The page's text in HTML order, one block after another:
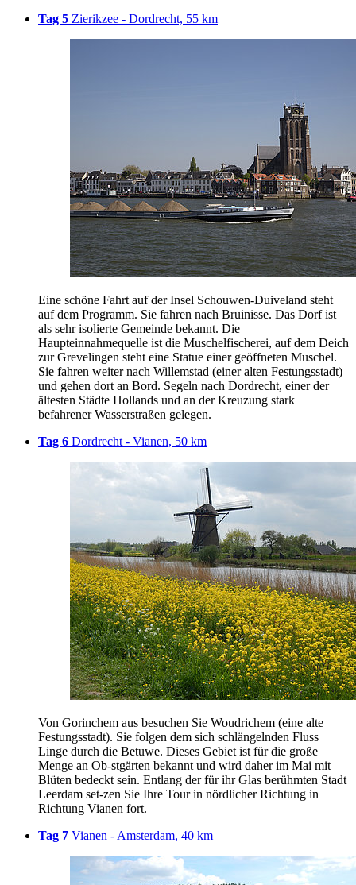
Tag 5 Zierikzee - Dordrecht, 55 km
Eine schöne Fahrt auf der Insel Schouwen-Duiveland steht
auf dem Programm. Sie fahren nach Bruinisse. Das Dorf ist
als sehr isolierte Gemeinde bekannt. Die
Haupteinnahmequelle ist die Muschelfischerei, auf dem Deich
zur Grevelingen steht eine Statue einer geöffneten Muschel.
Sie fahren weiter nach Willemstad (einer alten Festungsstadt)
und gehen dort an Bord. Segeln nach Dordrecht, einer der
ältesten Städte Hollands und an der Kreuzung stark
befahrener Wasserstraßen gelegen.
Tag 6 Dordrecht - Vianen, 50 km
Von Gorinchem aus besuchen Sie Woudrichem (eine alte
Festungsstadt). Sie folgen dem sich schlängelnden Fluss
Linge durch die Betuwe. Dieses Gebiet ist für die große
Menge an Ob-stgärten bekannt und wird daher im Mai mit
Blüten bedeckt sein. Entlang der für ihr Glas berühmten Stadt
Leerdam set-zen Sie Ihre Tour in nördlicher Richtung in
Richtung Vianen fort.
Tag 7 Vianen - Amsterdam, 40 km